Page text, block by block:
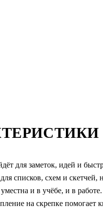
для заметок, идей и
списков, схем и
и в учёбе, и в
на скрепке помогает